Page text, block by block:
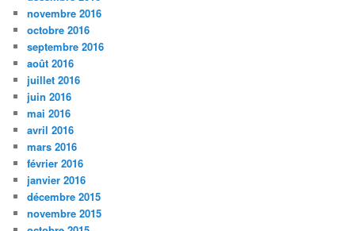
novembre 2016
octobre 2016
septembre 2016
août 2016
juillet 2016
juin 2016
mai 2016
avril 2016
mars 2016
février 2016
janvier 2016
décembre 2015
novembre 2015